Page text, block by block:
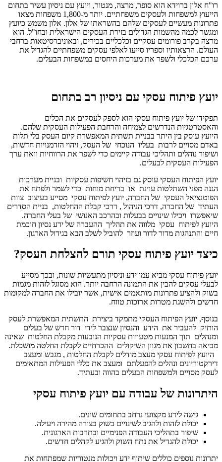
רו"ח אלון ברוידא הוא סופר, מרצה, מנטור, ויועץ עם ניסיון עשיר בתחום
הייעוץ למשפחות ולעסקים משפחתיים. יותר מ-1,800 משפחות מצאו
פתרונות מעשיים לעסקים שלהם בהשראתו של אלון. אלון משמש כיועץ
ומגשר לכמה מהשמות הגדולים בזירת העסקים הישראלית ובחו"ל. הוא
מרצה בקרב פורומים עסקיים וכלכליים בכירים, ובאוניברסיטאות ברחבי
העולם. הרצאותיו וספריו סייעו לאלפי עסקים משפחתיים להגדיל את
ערכם הכלכלי ולשפר את מערכות היחסים במשפחות הבעלים.
יועץ פיתוח עסקי עם ניסיון רב בתחום
תפקידו של יועץ פיתוח עסקי הוא לספק לעסקים את הכלים
והאסטרטגיות הנדרשים לצמיחה והרחבת הפעילות העסקית שלהם.
היועץ עוסק בין היתר בבניית תשתית המאפשרת קיום העסק בלי תלות
באדם מסויים לרבות בעליו הנוכחי של העסק, זיהוי הזדמנויות חדשות,
ושיפור נוהלים ותהליכי עבודה קיימים כדי לשפר את הרווחיות וואת ערך
הפעילות העסקית לבעלים.
יועץ הפיתוח העסקי עוסק גם בזיהוי חשיפות עסקיות ובניית מערכות
הגנה מפני השתלטות עוינת או בריחת מוחות כדי לשמר ולפתח את
הפוטנציאל העסקי של החברה, יועץ לפיתוח עסקי מסייע בעיצוב צוות
העתיד של החברה, דרכי הניהול , דרכי קבלת ההחלטות, בניית הסדרים
שיאפשרו ויכילו שינויים בבעלות ובהרכב האנושי של בעלי החברה.
היועץ לפיתוח עסקי מלווה את תהליך ההעברה של ידע נסיון חוכמת
חיים והתנהגות מדור לדור ועוזר להוביל לשלב הבא בגידול הארגון.
כיצד יועץ פיתוח עסקי תורם להצלחת העסק?
יועץ פיתוח עסקי מביא עמו ידע וניסיון מתעשיות שונות, ובכך מסייע
לבעלי עסקים להבין את התמונה הרחבה יותר. הוא מסוגל לזהות מגמות
בשוק ולהציע פתרונות מותאמים אישית, אשר יובילו את החברה למקומות
חדשים ולהשגת מטרות ארוכות טווח.
בנוסף, יועץ הפיתוח העסקי מתמקד ביצירת התשתית המאפשרת לעסק
הותיק להעביר את הידע והנסיון שנצבר לידי דור חדש של בעלים
ומנהלים תוך המנעות מטעויות עסקיות הנובעות מקבלת החלטות שאינה
מביאה בחשבון את מגוון השיקולים ההכרחיים לקבלת החלטה מושכלת.
היועץ לפיתוח עסקי מעצב מודלים לקבלת החלטות , מגבש ומעצב
דירקטוריונים ונהלים להפעלתם ומעצב את כללי הפעילות המתאימים
לעסק מסויים ולמשפחות הבעלים בהווה ובעתיד.
היתרונות של עבודה עם יועץ פיתוח עסקי
גישה לידע מקצועי נרחב בתחומים שונים.
יכולת לזהות ולהגיב לשינויים בשוק בצורה מהירה ויעילה.
שיפור בתהליכי העבודה הפנימיים ובתרבות הארגונית.
יכולת להגדיל את נתח השוק ולהגיע לקהלים חדשים.
יתרונות נוספים כוללים שיתוף ידע ויכולות מנטוריות שמפתחות את